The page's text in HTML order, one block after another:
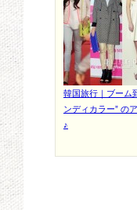
韓国旅行｜ブーム
ンディカラー” の
♪